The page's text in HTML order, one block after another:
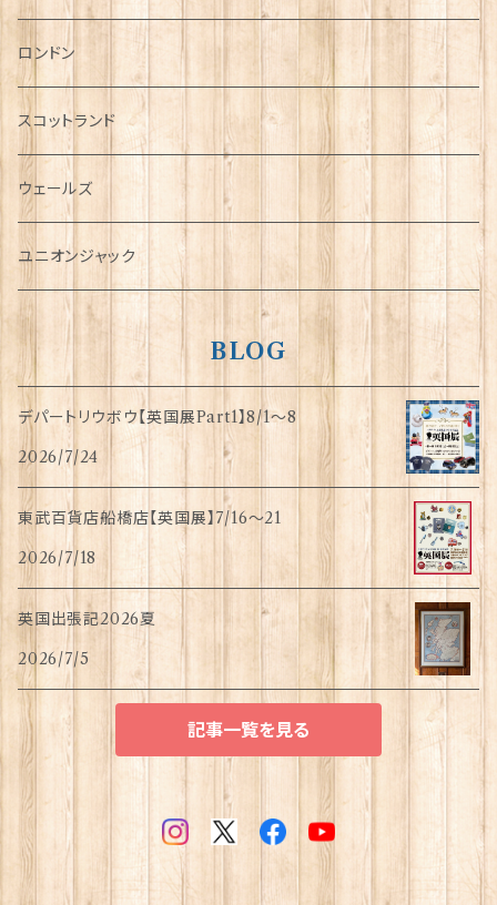
チャーム
犬グッズ
傘
指貫(シンブル)
ロンドン
スコットランド
ウェールズ
ユニオンジャック
BLOG
デパートリウボウ【英国展Part1】8/1〜8
2026/7/24
東武百貨店船橋店【英国展】7/16～21
2026/7/18
英国出張記2026夏
2026/7/5
記事一覧を見る